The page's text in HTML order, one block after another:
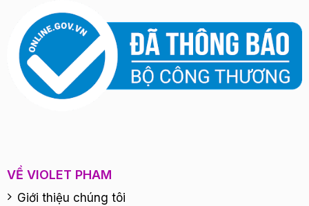
VỀ VIOLET PHAM
Giới thiệu chúng tôi